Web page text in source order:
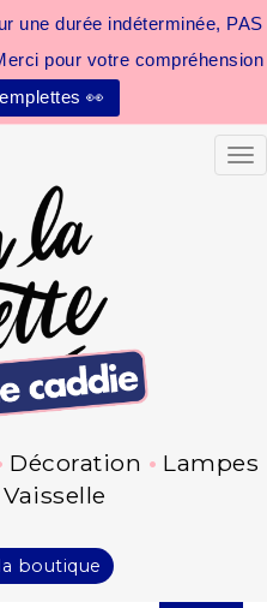
une durée indéterminée, PAS
pour votre compréhension
👀
Décoration
Lampes
Vaisselle
boutique